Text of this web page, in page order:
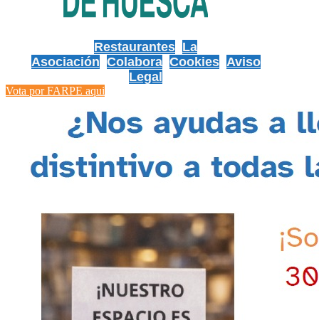
Restaurantes La
Asociación Colabora Cookies Aviso
Legal
Vota por FARPE aqui